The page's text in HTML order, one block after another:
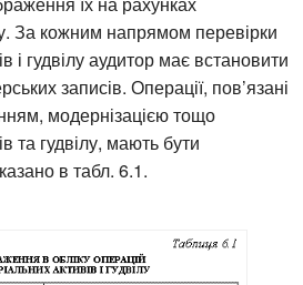
За кожним напрямом перевірки
і гудвілу аудитор має встановити
записів. Операції, пов’язані
модернізацією тощо
та гудвілу, мають бути
в табл. 6.1.